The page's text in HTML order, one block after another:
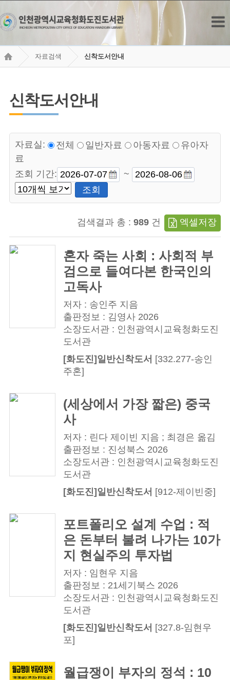
자료검색 신착도서안내
신착도서안내
자료실: 전체 일반자료 아동자료
유아자
료
조회 기간:
~
조회
검색결과 총 :989 건 엑셀저장
혼자 죽는 사회 : 사회적 부
검으로 들여다본 한국인의
고독사
저자 : 송인주 지음
출판정보 : 김영사 2026
소장도서관 : 인천광역시교육청화도진
도서관
[화도진]일반신착도서 [332.277-송인
주혼]
(세상에서 가장 짧은) 중국
사
저자 : 린다 제이빈 지음 ; 최경은 옮김
출판정보 : 진성북스 2026
소장도서관 : 인천광역시교육청화도진
도서관
[화도진]일반신착도서 [912-제이빈중]
포트폴리오 설계 수업 : 적
은 돈부터 불려 나가는 10가
지 현실주의 투자법
저자 : 임현우 지음
출판정보 : 21세기북스 2026
소장도서관 : 인천광역시교육청화도진
도서관
[화도진]일반신착도서 [327.8-임현우
포]
월급쟁이 부자의 정석 : 10